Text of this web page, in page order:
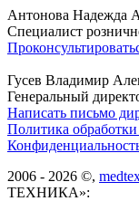
Антонова Надежда
Специалист
Гусев Владимир
Генеральный
Написать письмо
Политика
2006 - 2026 ©,
ТЕХНИКА»: